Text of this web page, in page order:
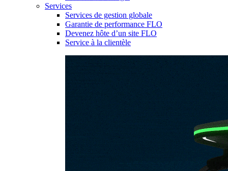
Services
Services de gestion globale
Garantie de performance FLO
Devenez hôte d’un site FLO
Service à la clientèle